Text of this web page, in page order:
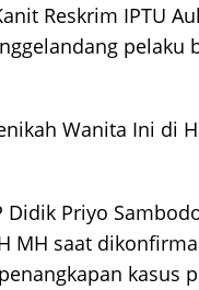
Reskrim IPTU
pelaku
Wanita Ini di
Didik Priyo
MH saat
kasus